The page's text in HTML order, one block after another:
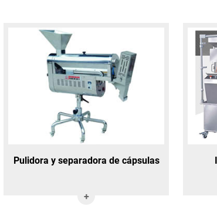
Pulidora y separadora de cápsulas